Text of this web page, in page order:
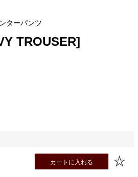
32.2cm23.4cm
23.7cm
ターパンツ
TROUSER]
カートに入れる